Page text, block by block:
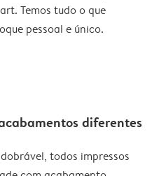
Temos tudo o que
pessoal e único.
diferentes
todos impressos